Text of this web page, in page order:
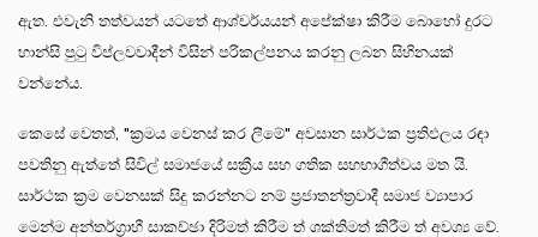
ඇත. එවැනි තත්වයන් යටතේ ආශ්චර්යයන් අපේක්ෂා කිරීම බොහෝ දුරට
හාන්සි පුටු විප්ලවවාදීන් විසින් පරිකල්පනය කරනු ලබන සිහිනයක්
වන්නේය.
කෙසේ වෙතත්, "ක්‍රමය වෙනස් කර ලීමේ" අවසාන සාර්ථක ප්‍රතිඵලය රඳා
පවතිනු ඇත්තේ සිවිල් සමාජයේ සක්‍රීය සහ ගතික සහභාගීත්වය මත යි.
සාර්ථක ක්‍රම වෙනසක් සිදු කරන්නට නම් ප්‍රජාතන්ත්‍රවාදී සමාජ ව්‍යාපාර
මෙන්ම අන්තර්ග්‍රාහී සාකච්ඡා දිරිමත් කිරීම ත් ශක්තිමත් කිරීම ත් අවශ්‍ය වේ.